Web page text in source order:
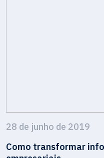
28 de junho de 2019
Como transformar